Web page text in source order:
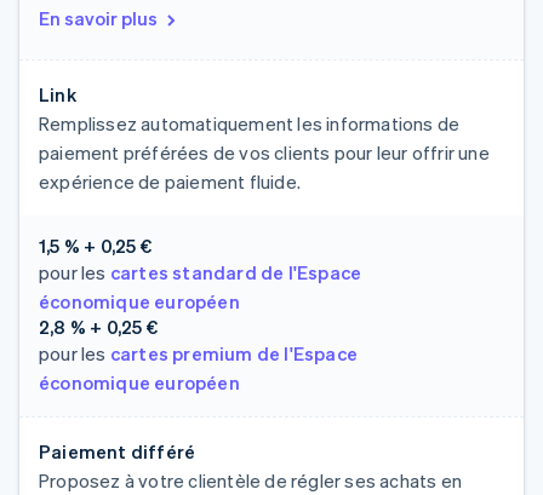
En savoir plus
Link
Remplissez automatiquement les informations de
paiement préférées de vos clients pour leur offrir une
expérience de paiement fluide.
1,5 % + 0,25 €
pour les cartes standard de l'Espace
économique européen
2,8 % + 0,25 €
pour les cartes premium de l'Espace
économique européen
Paiement différé
Proposez à votre clientèle de régler ses achats en